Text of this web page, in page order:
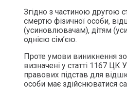
Згідно з частиною другою
смертю фізичної особи,
(усиновлювачам), дітям
однією сім’єю.
Проте умови виникнення
визначені у статті 1167 ЦК
правових підстав для
особи має здійснюватися